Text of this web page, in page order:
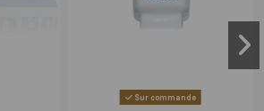
Sur commande